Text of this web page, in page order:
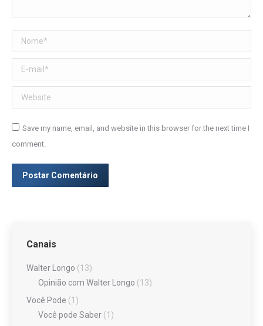
Nome *
E-mail *
Website
Save my name, email, and website in this browser for the next time I
comment.
Postar Comentário
Canais
Walter Longo (13)
Opinião com Walter Longo (13)
Você Pode (1)
Você pode Saber (1)